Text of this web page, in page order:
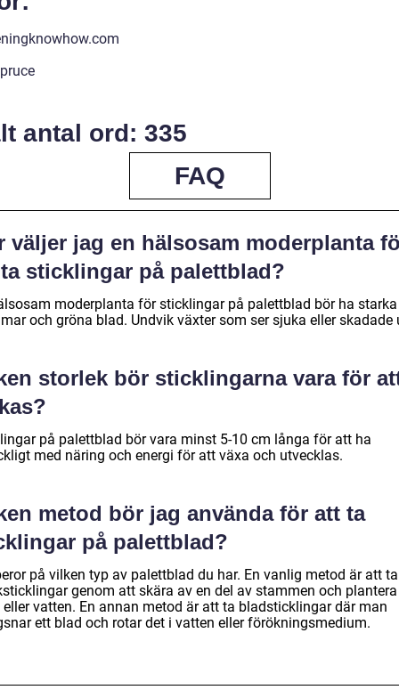
antal ord: 335
FAQ
väljer jag en hälsosam moderplanta
sticklingar på palettblad?
moderplanta för sticklingar på palettblad bör ha starka
och gröna blad. Undvik växter som ser sjuka eller skadade
storlek bör sticklingarna vara för
på palettblad bör vara minst 5-10 cm långa för att ha
med näring och energi för att växa och utvecklas.
metod bör jag använda för att ta
på palettblad?
på vilken typ av palettblad du har. En vanlig metod är att ta
genom att skära av en del av stammen och
eller vatten. En annan metod är att ta bladsticklingar där man
ett blad och rotar det i vatten eller förökningsmedium.